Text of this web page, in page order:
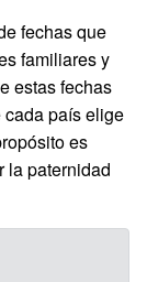
fechas que
familiares y
estas fechas
cada país elige
es
la paternidad